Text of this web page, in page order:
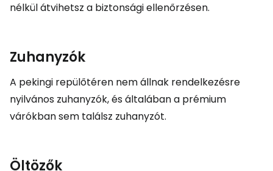
nélkül átvihetsz a biztonsági ellenőrzésen.
Zuhanyzók
A pekingi repülőtéren nem állnak rendelkezésre
nyilvános zuhanyzók, és általában a prémium
várókban sem találsz zuhanyzót.
Öltözők